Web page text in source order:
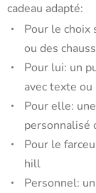
cadeau adapté:
Pour le choix
ou des
Pour lui: un
avec texte
Pour elle:
personnalisé
Pour le
hill
Personnel: